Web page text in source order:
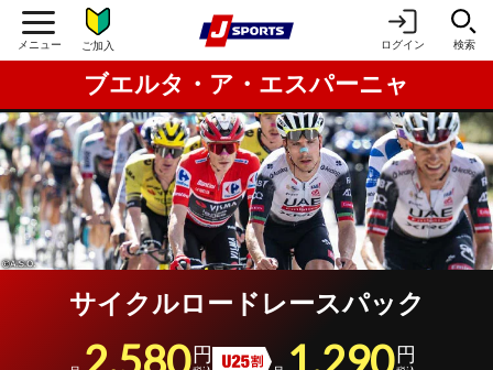
ご加入 ログイン 検索
ブエルタ・ア・エスパーニャ
サイクルロードレースパック
円 U25割引
月額 円